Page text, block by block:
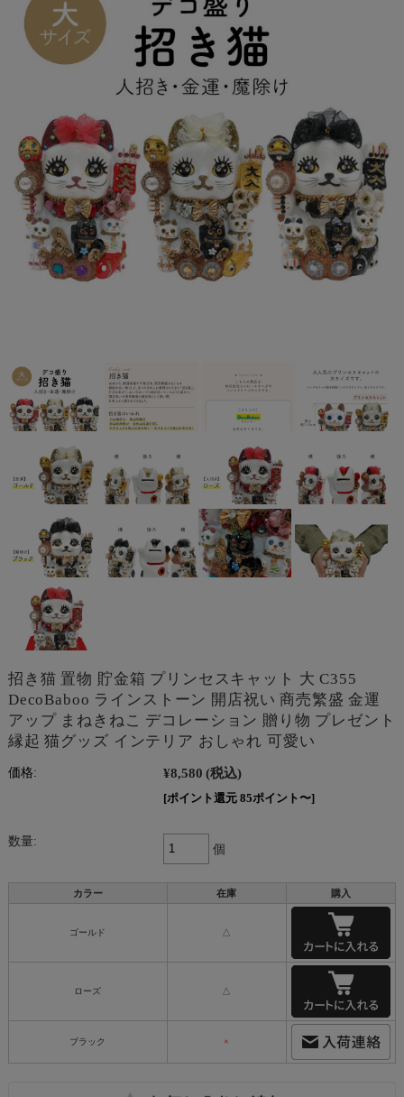
招き猫 置物 貯金箱 プリンセスキャット 大 C355
DecoBaboo ラインストーン 開店祝い 商売繁盛 金運
アップ まねきねこ デコレーション 贈り物 プレゼント
縁起 猫グッズ インテリア おしゃれ 可愛い
価格: ¥8,580 (税込)
[ポイント還元 85ポイント〜]
数量:
個
カラー 在庫 購入
ゴールド △
ローズ △
ブラック ×